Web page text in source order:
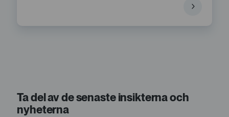
Ta del av de senaste insikterna och
nyheterna